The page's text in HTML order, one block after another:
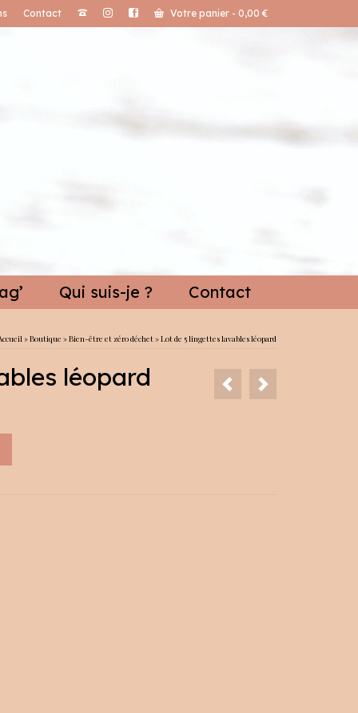
Contact Votre panier - 0,00 €
Qui suis-je ? Contact
»Boutique »Bien-être et zéro déchet»Lot de 5 lingettes lavables léopard
léopard